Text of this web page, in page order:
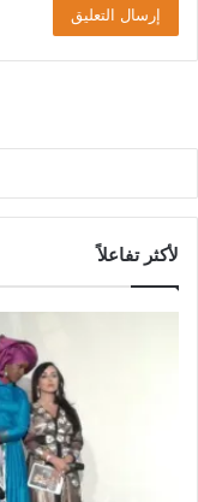
لأكثر تفاعلاً